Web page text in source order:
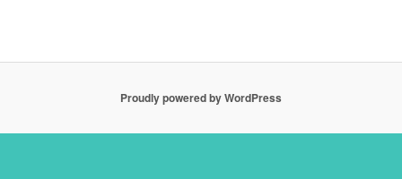
Proudly powered by WordPress